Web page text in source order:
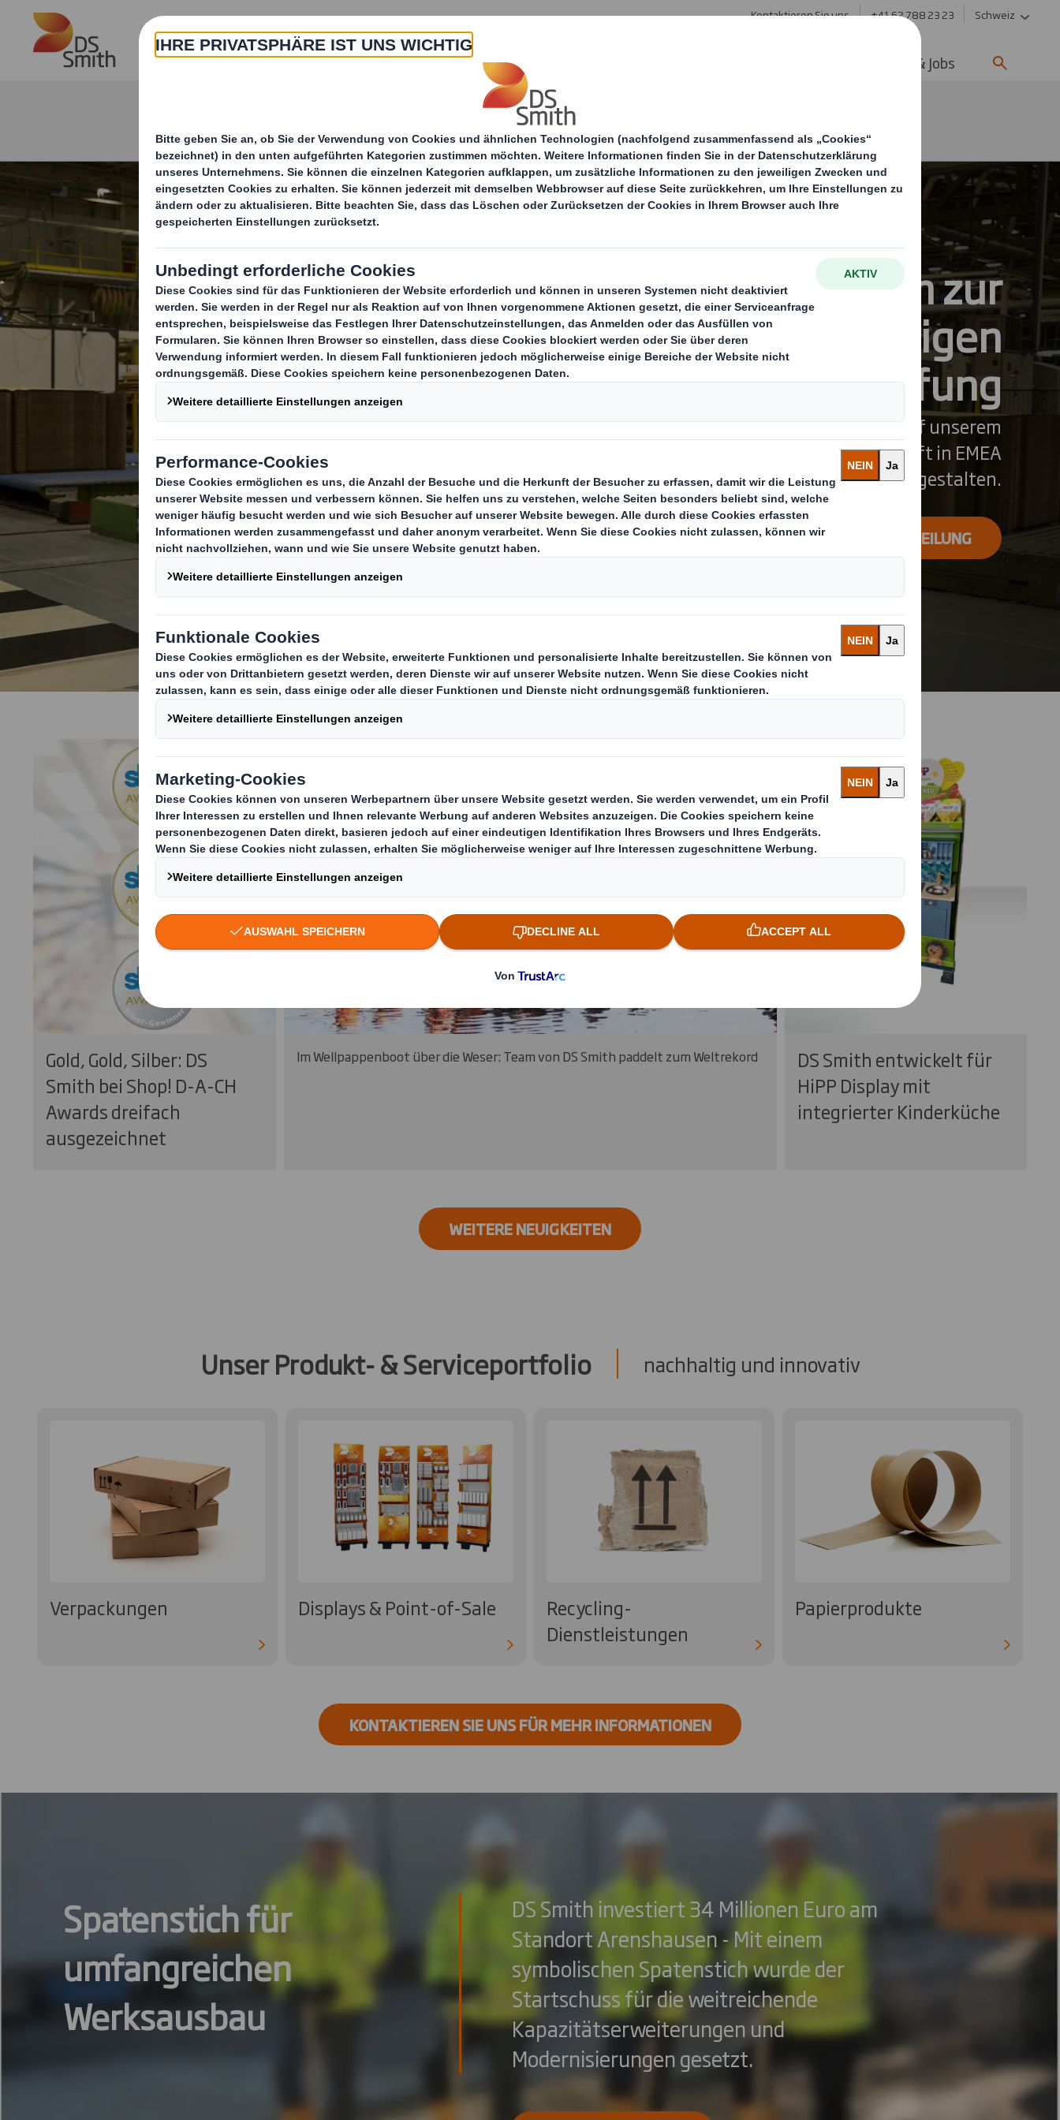
Skip to main content Kontaktieren Sie uns +41 62 788 23 23 Schweiz
Über Uns Produkte & Service Karriere & Jobs
Maßnahmen zur
langfristigen
Wertschöpfung
Wir unternehmen den nächsten Schritt auf unserem
Weg der Transformation, um unser Geschäft in EMEA
neu zu gestalten.
LESEN SIE UNSERE PRESSEMITTEILUNG
Gold, Gold, Silber: DS
Smith bei Shop! D-A-CH
Awards dreifach
ausgezeichnet
Im Wellpappenboot über die Weser: Team von DS Smith paddelt zum Weltrekord
DS Smith entwickelt für
HiPP Display mit
integrierter Kinderküche
WEITERE NEUIGKEITEN
Unser Produkt- & Serviceportfolio nachhaltig und innovativ
Verpackungen Displays & Point-of-Sale
Recycling-
Dienstleistungen
Papierprodukte
KONTAKTIEREN SIE UNS FÜR MEHR INFORMATIONEN
Spatenstich für
umfangreichen
Werksausbau
DS Smith investiert 34 Millionen Euro am
Standort Arenshausen - Mit einem
symbolischen Spatenstich wurde der
Startschuss für die weitreichende
Kapazitätserweiterungen und
Modernisierungen gesetzt.